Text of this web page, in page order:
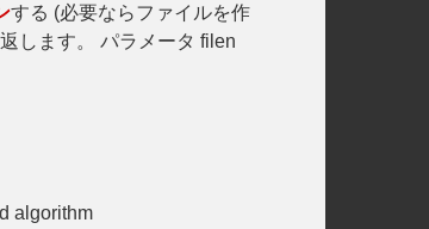
する (必要ならファイルを作
します。 パラメータ filen
algorithm